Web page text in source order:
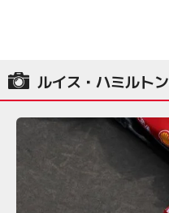
ルイス・ハミルトン